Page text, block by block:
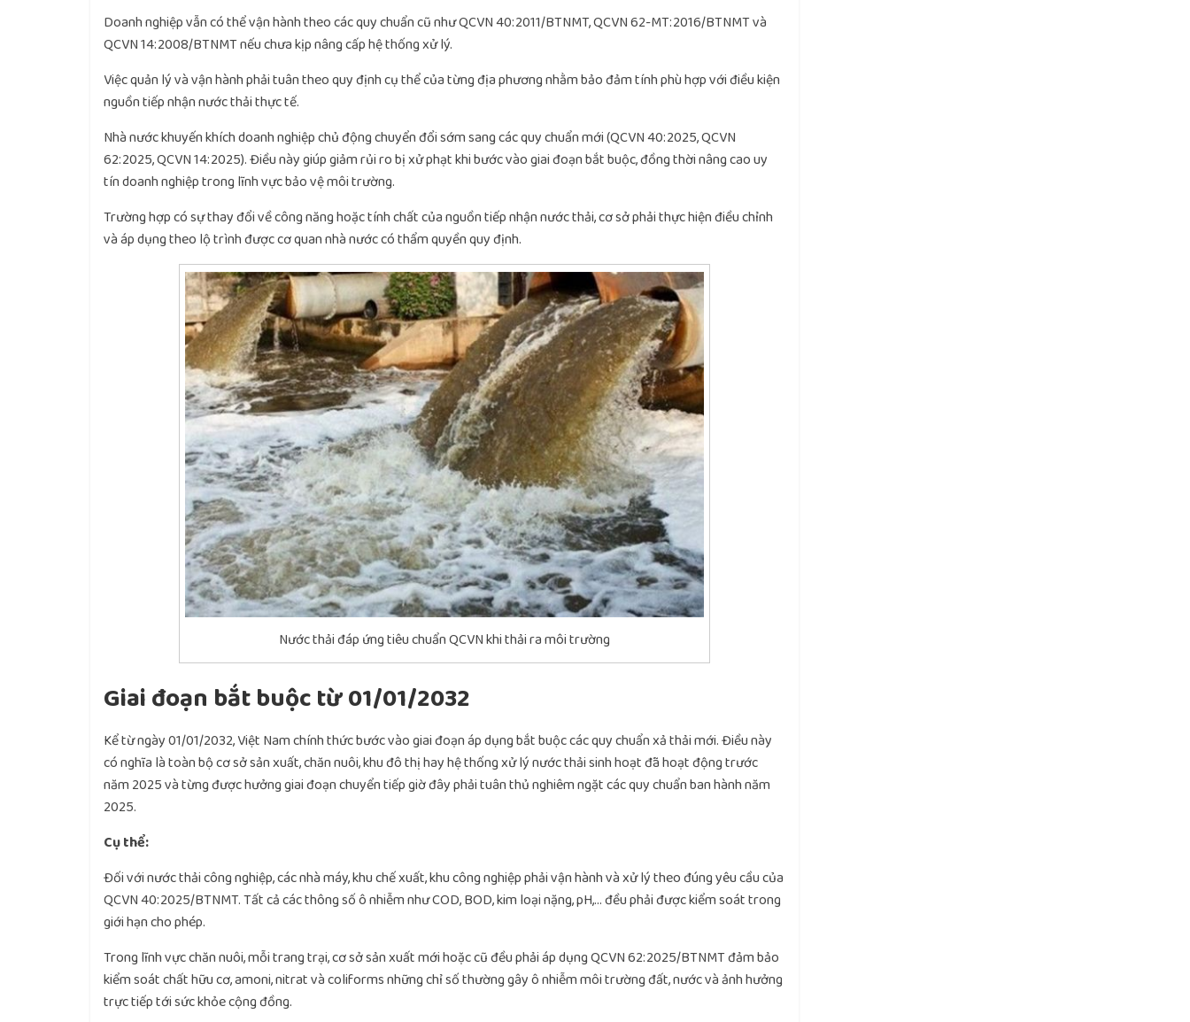
Doanh nghiệp vẫn có thể vận hành theo các quy chuẩn cũ như QCVN 40:2011/BTNMT, QCVN 62-MT:2016/BTNMT và
QCVN 14:2008/BTNMT nếu chưa kịp nâng cấp hệ thống xử lý.
Việc quản lý và vận hành phải tuân theo quy định cụ thể của từng địa phương nhằm bảo đảm tính phù hợp với điều kiện
nguồn tiếp nhận nước thải thực tế.
Nhà nước khuyến khích doanh nghiệp chủ động chuyển đổi sớm sang các quy chuẩn mới (QCVN 40:2025, QCVN
62:2025, QCVN 14:2025). Điều này giúp giảm rủi ro bị xử phạt khi bước vào giai đoạn bắt buộc, đồng thời nâng cao uy
tín doanh nghiệp trong lĩnh vực bảo vệ môi trường.
Trường hợp có sự thay đổi về công năng hoặc tính chất của nguồn tiếp nhận nước thải, cơ sở phải thực hiện điều chỉnh
và áp dụng theo lộ trình được cơ quan nhà nước có thẩm quyền quy định.
Nước thải đáp ứng tiêu chuẩn QCVN khi thải ra môi trường
Giai đoạn bắt buộc từ 01/01/2032
Kể từ ngày 01/01/2032, Việt Nam chính thức bước vào giai đoạn áp dụng bắt buộc các quy chuẩn xả thải mới. Điều này
có nghĩa là toàn bộ cơ sở sản xuất, chăn nuôi, khu đô thị hay hệ thống xử lý nước thải sinh hoạt đã hoạt động trước
năm 2025 và từng được hưởng giai đoạn chuyển tiếp giờ đây phải tuân thủ nghiêm ngặt các quy chuẩn ban hành năm
2025.
Cụ thể:
Đối với nước thải công nghiệp, các nhà máy, khu chế xuất, khu công nghiệp phải vận hành và xử lý theo đúng yêu cầu của
QCVN 40:2025/BTNMT. Tất cả các thông số ô nhiễm như COD, BOD, kim loại nặng, pH,… đều phải được kiểm soát trong
giới hạn cho phép.
Trong lĩnh vực chăn nuôi, mỗi trang trại, cơ sở sản xuất mới hoặc cũ đều phải áp dụng QCVN 62:2025/BTNMT đảm bảo
kiểm soát chất hữu cơ, amoni, nitrat và coliforms những chỉ số thường gây ô nhiễm môi trường đất, nước và ảnh hưởng
trực tiếp tới sức khỏe cộng đồng.